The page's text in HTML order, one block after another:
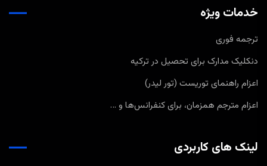
خدمات ویژه
ترجمه فوری
دنکلیک مدارک برای تحصیل در ترکیه
اعزام راهنمای توریست (تور لیدر)
اعزام مترجم همزمان، برای کنفرانس‌ها و …
لینک های کاربردی